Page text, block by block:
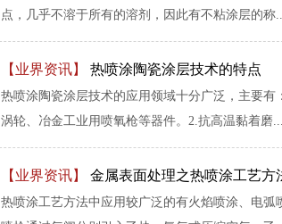
点，几乎不溶于所有的溶剂，因此有不粘涂层的称
【业界资讯】 热喷涂陶瓷涂层技术的特点
热喷涂陶瓷涂层技术的应用领域十分广泛，主要
涡轮、冶金工业用喷氧枪等器件。2.抗高温黏着磨...
【业界资讯】 金属表面处理之热喷涂工艺方
热喷涂工艺方法中应用较广泛的有火焰喷涂、电